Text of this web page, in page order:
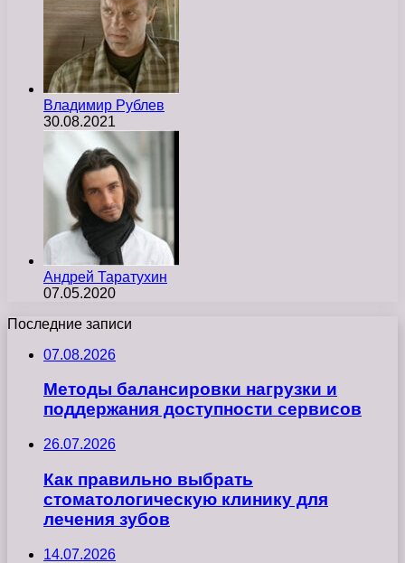
Владимир Рублев
30.08.2021
Андрей Таратухин
07.05.2020
Последние записи
07.08.2026
Методы балансировки нагрузки и
поддержания доступности сервисов
26.07.2026
Как правильно выбрать
стоматологическую клинику для
лечения зубов
14.07.2026